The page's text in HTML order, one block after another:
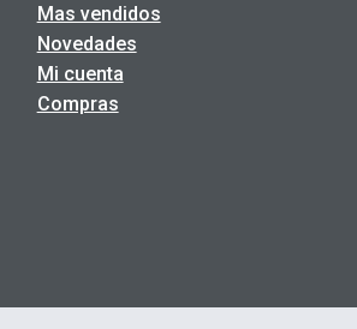
Mas vendidos
Novedades
Mi cuenta
Compras